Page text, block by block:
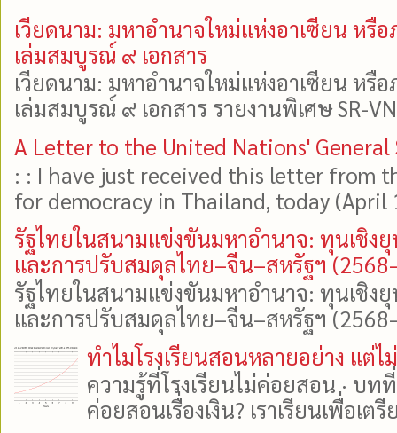
เวียดนาม: มหาอำนาจใหม่แห่งอาเซียน ห
เล่มสมบูรณ์ ๙ เอกสาร
เวียดนาม: มหาอำนาจใหม่แห่งอาเซียน ห
เล่มสมบูรณ์ ๙ เอกสาร รายงานพิเศษ SR-
A Letter to the United Nations' General
: : I have just received this letter from
for democracy in Thailand, today
รัฐไทยในสนามแข่งขันมหาอำนาจ: ทุนเชิง
และการปรับสมดุลไทย–จีน–สหรัฐฯ
รัฐไทยในสนามแข่งขันมหาอำนาจ: ทุนเชิง
และการปรับสมดุลไทย–จีน–สหรัฐฯ
ทำไมโรงเรียนสอนหลายอย่าง แต่ไ
ความรู้ที่โรงเรียนไม่ค่อยสอน · บท
ค่อยสอนเรื่องเงิน? เราเรียนเพื่อเต